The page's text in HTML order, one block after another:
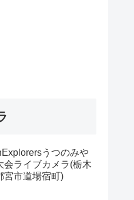
うつのみや
会ライブカメラ(栃木
宮市道場宿町)